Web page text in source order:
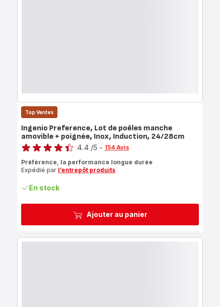
Ajouter au panier
Top Ventes
Ingenio Preference, Lot de poêles manche
amovible + poignée, Inox, Induction, 24/28cm
Note
4.4 /5 - 154 Avis
Préférence, la performance longue durée
Expédié par l’entrepôt produits
En stock